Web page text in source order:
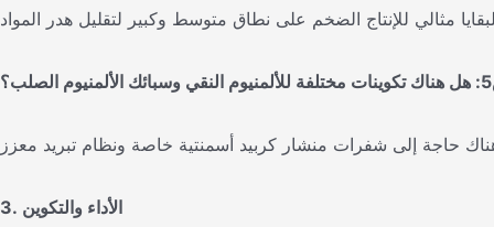
3. الأداء والتكوين